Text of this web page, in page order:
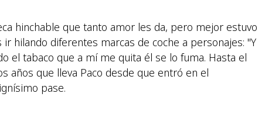
hinchable que tanto amor les da, pero mejor estuvo
hilando diferentes marcas de coche a personajes: "Y
el tabaco que a mí me quita él se lo fuma. Hasta el
años que lleva Paco desde que entró en el
pase.